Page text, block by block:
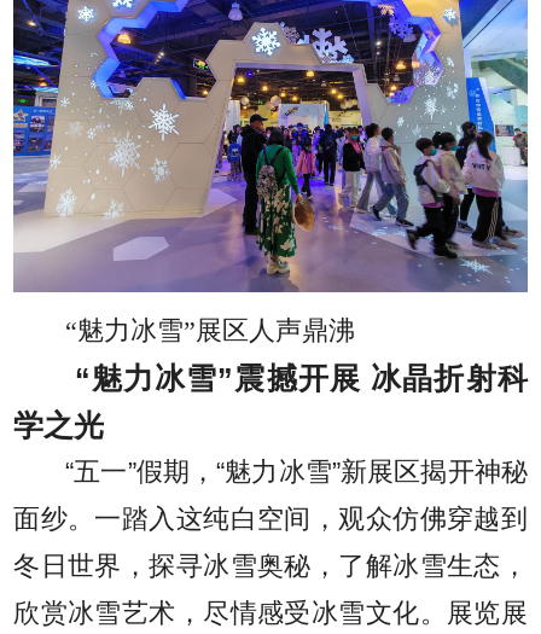
“魅力冰雪”展区人声鼎沸
“魅力冰雪”震撼开展 冰晶折射科
学之光
“五一”假期，“魅力冰雪”新展区揭开神秘
面纱。一踏入这纯白空间，观众仿佛穿越到
冬日世界，探寻冰雪奥秘，了解冰雪生态，
欣赏冰雪艺术，尽情感受冰雪文化。展览展